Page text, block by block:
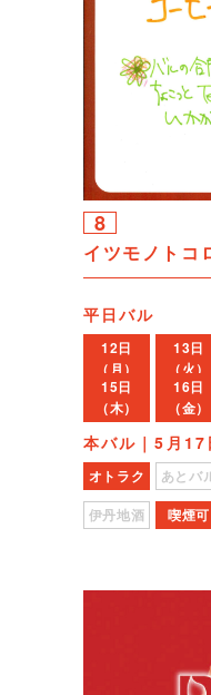
8
イツモノトコ
平日バル
12日
（月）
13日
（火）
15日
（木）
16日
（金）
本バル｜5月17
オトラク
あとバ
伊丹地酒
喫煙可